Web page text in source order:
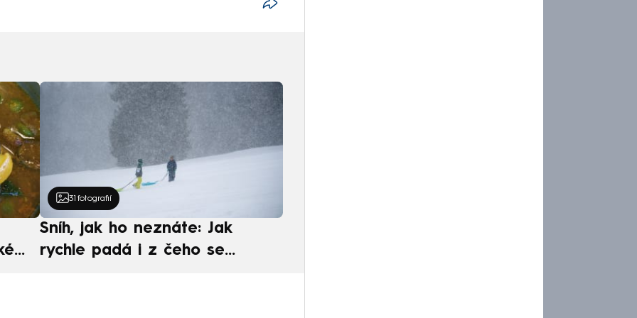
31 fotografií
Sníh, jak ho neznáte: Jak
rychle padá i z čeho se